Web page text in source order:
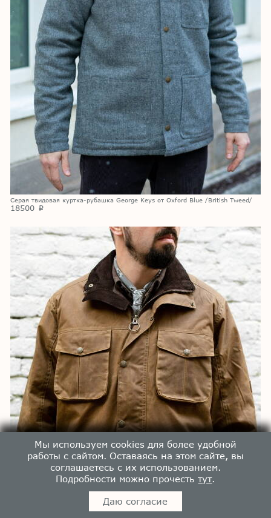
Серая твидовая куртка-рубашка George Keys от Oxford Blue /British Tweed/
18500 p
Мы используем cookies для более удобной
работы с сайтом. Оставаясь на этом сайте, вы
соглашаетесь с их использованием.
Подробности можно прочестьтут.
Даю согласие